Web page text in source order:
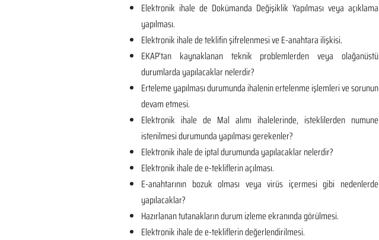
Elektronik ihale de Dokümanda Değişiklik Yapılması veya açıklama
yapılması.
Elektronik ihale de teklifin şifrelenmesi ve E-anahtara ilişkisi.
EKAP’tan kaynaklanan teknik problemlerden veya olağanüstü
durumlarda yapılacaklar nelerdir?
Erteleme yapılması durumunda ihalenin ertelenme işlemleri ve sorunun
devam etmesi.
Elektronik ihale de Mal alımı ihalelerinde, isteklilerden numune
istenilmesi durumunda yapılması gerekenler?
Elektronik ihale de iptal durumunda yapılacaklar nelerdir?
Elektronik ihale de e-tekliflerin açılması.
E-anahtarının bozuk olması veya virüs içermesi gibi nedenlerde
yapılacaklar?
Hazırlanan tutanakların durum izleme ekranında görülmesi.
Elektronik ihale de e-tekliflerin değerlendirilmesi.